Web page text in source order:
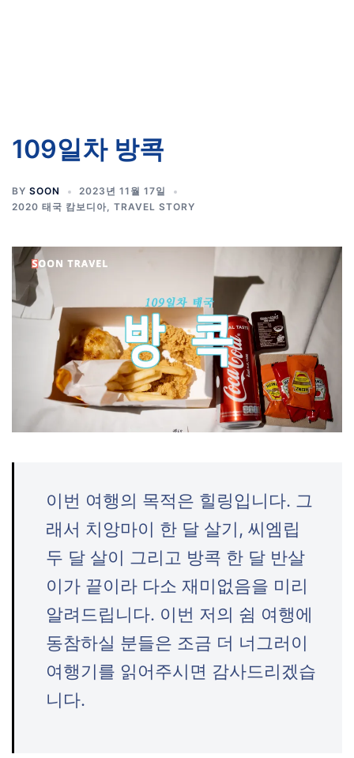
109일차 방콕
BY SOON
2023년 11월 17일
2020 태국 캄보디아, TRAVEL STORY
이번 여행의 목적은 힐링입니다. 그
래서 치앙마이 한 달 살기, 씨엠립
두 달 살이 그리고 방콕 한 달 반살
이가 끝이라 다소 재미없음을 미리
알려드립니다. 이번 저의 쉼 여행에
동참하실 분들은 조금 더 너그러이
여행기를 읽어주시면 감사드리겠습
니다.